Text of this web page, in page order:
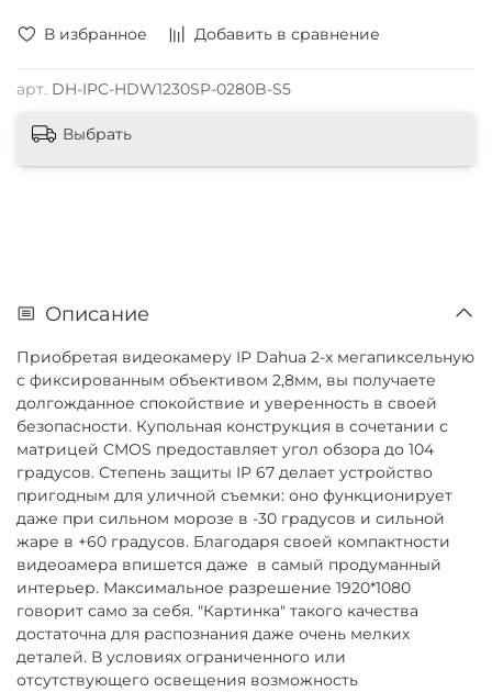
В избранное Добавить в сравнение
арт. DH-IPC-HDW1230SP-0280B-S5
Выбрать
Описание
Приобретая видеокамеру IP Dahua 2-х мегапиксельную
с фиксированным объективом 2,8мм, вы получаете
долгожданное спокойствие и уверенность в своей
безопасности. Купольная конструкция в сочетании с
матрицей CMOS предоставляет угол обзора до 104
градусов. Степень защиты IP 67 делает устройство
пригодным для уличной съемки: оно функционирует
даже при сильном морозе в -30 градусов и сильной
жаре в +60 градусов. Благодаря своей компактности
видеоамера впишется даже в самый продуманный
интерьер. Максимальное разрешение 1920*1080
говорит само за себя. "Картинка" такого качества
достаточна для распознания даже очень мелких
деталей. В условиях ограниченного или
отсутствующего освещения возможность